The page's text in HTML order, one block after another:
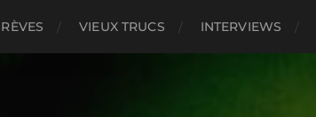
VIEUX TRUCS INTERVIEWS